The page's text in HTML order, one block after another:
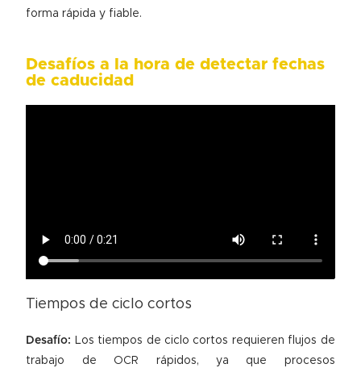
forma rápida y fiable.
Desafíos a la hora de detectar fechas
de caducidad
Tiempos de ciclo cortos
Desafío: Los tiempos de ciclo cortos requieren flujos de
trabajo de OCR rápidos, ya que procesos